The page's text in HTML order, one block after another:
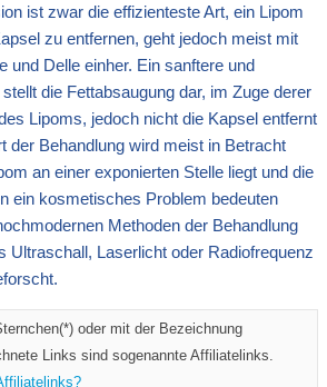
ist zwar die effizienteste Art, ein Lipom
zu entfernen, geht jedoch meist mit
und Delle einher. Ein sanftere und
die Fettabsaugung dar, im Zuge derer
Lipoms, jedoch nicht die Kapsel entfernt
der Behandlung wird meist in Betracht
an einer exponierten Stelle liegt und die
ein kosmetisches Problem bedeuten
Methoden der Behandlung
Ultraschall, Laserlicht oder Radiofrequenz
oder mit der Bezeichnung
Links sind sogenannte Affiliatelinks.